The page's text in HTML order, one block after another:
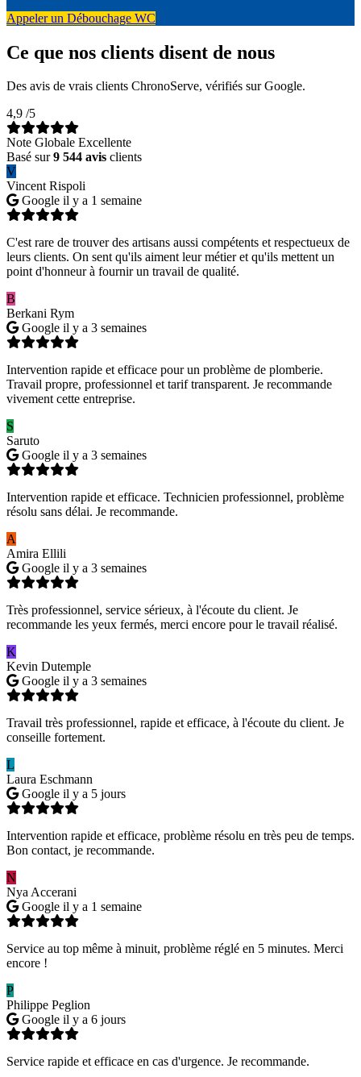
Appeler un Débouchage WC
Ce que nos clients disent de nous
Des avis de vrais clients ChronoServe, vérifiés sur Google.
4,9 /5
Note Globale Excellente
Basé sur9 544 avis clients
V
Vincent Rispoli
Google il y a 1 semaine
C'est rare de trouver des artisans aussi compétents et respectueux de
leurs clients. On sent qu'ils aiment leur métier et qu'ils mettent un
point d'honneur à fournir un travail de qualité.
B
Berkani Rym
Google il y a 3 semaines
Intervention rapide et efficace pour un problème de plomberie.
Travail propre, professionnel et tarif transparent. Je recommande
vivement cette entreprise.
S
Saruto
Google il y a 3 semaines
Intervention rapide et efficace. Technicien professionnel, problème
résolu sans délai. Je recommande.
A
Amira Ellili
Google il y a 3 semaines
Très professionnel, service sérieux, à l'écoute du client. Je
recommande les yeux fermés, merci encore pour le travail réalisé.
K
Kevin Dutemple
Google il y a 3 semaines
Travail très professionnel, rapide et efficace, à l'écoute du client. Je
conseille fortement.
L
Laura Eschmann
Google il y a 5 jours
Intervention rapide et efficace, problème résolu en très peu de temps.
Bon contact, je recommande.
N
Nya Accerani
Google il y a 1 semaine
Service au top même à minuit, problème réglé en 5 minutes. Merci
encore !
P
Philippe Peglion
Google il y a 6 jours
Service rapide et efficace en cas d'urgence. Je recommande.